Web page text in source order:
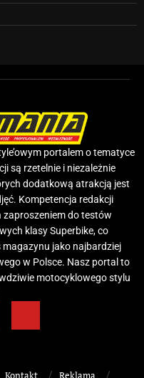
portalem o tematyce
są rzetelnie i niezależnie
dodatkową atrakcją jest
Kompetencja redakcji
do testów
klasy Superbike, co
jako najbardziej
w Polsce. Nasz portal to
motocyklowego stylu
Kontakt Reklama